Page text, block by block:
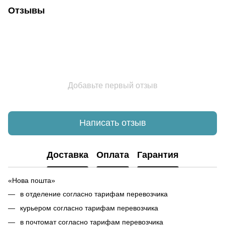
Отзывы
Добавьте первый отзыв
Написать отзыв
Доставка Оплата Гарантия
«Нова пошта»
в отделение согласно тарифам перевозчика
курьером согласно тарифам перевозчика
в почтомат согласно тарифам перевозчика